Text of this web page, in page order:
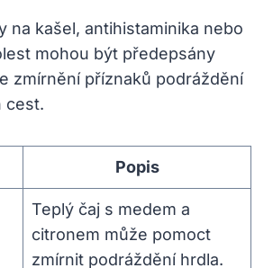
na kašel, antihistaminika ‍nebo
mohou být‌ předepsány
zmírnění příznaků podráždění
cest.
Popis
Teplý čaj s medem a
citronem může pomoct
zmírnit podráždění hrdla.